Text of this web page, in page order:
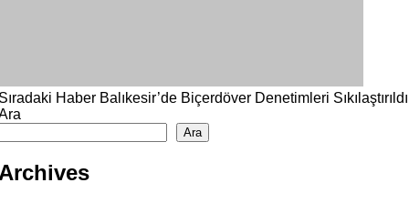
Haber Balıkesir’de Biçerdöver Denetimleri Sıkılaştırıldı
Ara